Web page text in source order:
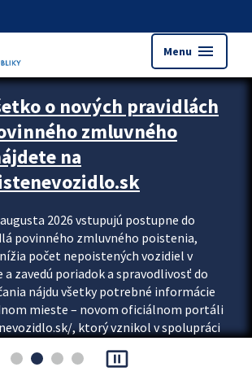
Menu menu
upútavok
o nových pravidlách
zmluvného
na
2026 vstupujú postupne do
povinného zmluvného poistenia,
počet nepoistených vozidiel v
zavedú poriadok a spravodlivosť do
nájdu všetky potrebné informácie
mieste – novom oficiálnom portáli
, ktorý vznikol v spolupráci
(SLASPO) a Ministerstva vnútra SR.
pause_presentation